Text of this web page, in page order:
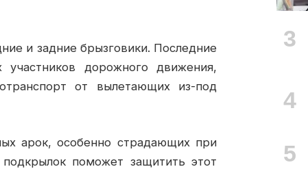
и задние брызговики. Последние
дорожного движения,
от вылетающих из-под
арок, особенно страдающих при
поможет защитить этот